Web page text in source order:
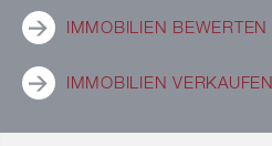
IMMOBILIEN BEWERTEN
IMMOBILIEN VERKAUFEN